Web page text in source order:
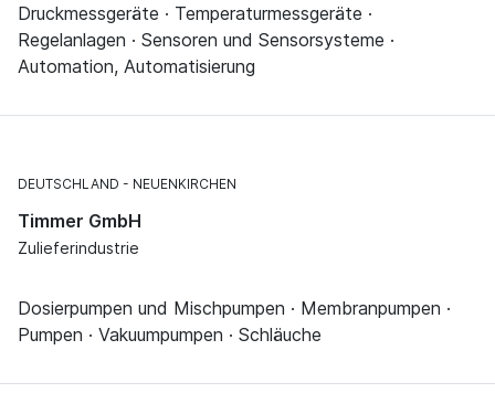
Druckmessgeräte · Temperaturmessgeräte ·
Regelanlagen · Sensoren und Sensorsysteme ·
Automation, Automatisierung
DEUTSCHLAND NEUENKIRCHEN
Timmer GmbH
Zulieferindustrie
Dosierpumpen und Mischpumpen · Membranpumpen ·
Pumpen · Vakuumpumpen · Schläuche